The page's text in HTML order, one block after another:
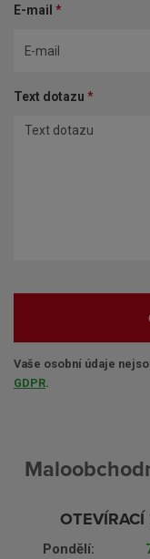
E-mail *
Text dotazu *
Vaše osobní údaje
GDPR.
Pondělí: